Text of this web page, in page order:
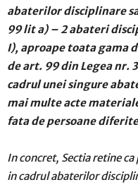
abaterilor disciplinare
99 lit a) – 2 abateri
I), aproape toata gama
de art. 99 din Legea nr.
cadrul unei singure
mai multe acte
fata de persoane diferite
In concret, Sectia retine ca
in cadrul abaterilor